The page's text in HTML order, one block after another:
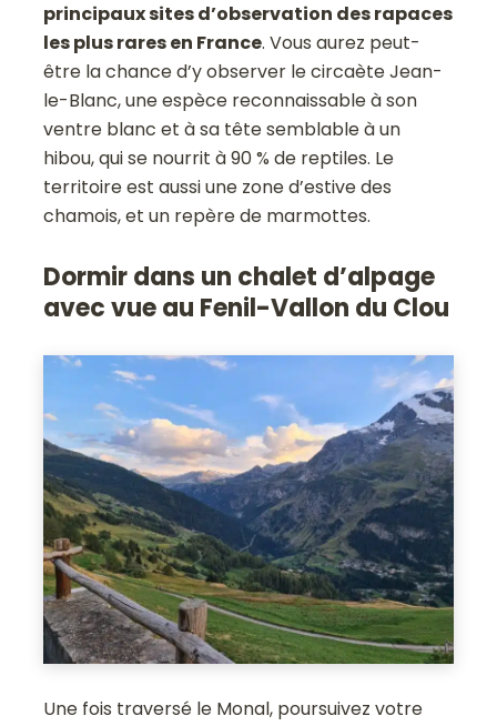
principaux sites d’observation des rapaces
les plus rares en France. Vous aurez peut-
être la chance d’y observer le circaète Jean-
le-Blanc, une espèce reconnaissable à son
ventre blanc et à sa tête semblable à un
hibou, qui se nourrit à 90 % de reptiles. Le
territoire est aussi une zone d’estive des
chamois, et un repère de marmottes.
Dormir dans un chalet d’alpage
avec vue au Fenil-Vallon du Clou
Une fois traversé le Monal, poursuivez votre